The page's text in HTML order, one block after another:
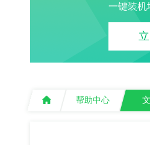
一键装机
帮助中心